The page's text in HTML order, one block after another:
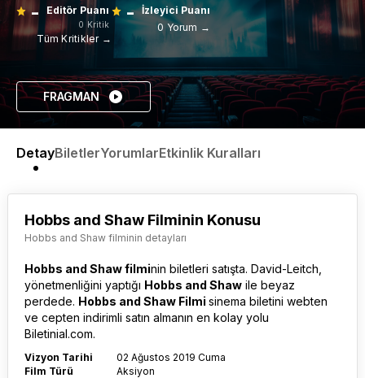
- Editör Puanı
0 Kritik
Tüm Kritikler →
- İzleyici Puanı
0 Yorum →
FRAGMAN
DetayBiletlerYorumlarEtkinlik Kuralları
Hobbs and Shaw Filminin Konusu
Hobbs and Shaw filminin detayları
Hobbs and Shaw filminin biletleri satışta. David-Leitch,
yönetmenliğini yaptığı Hobbs and Shaw ile beyaz
perdede. Hobbs and Shaw Filmi sinema biletini webten
ve cepten indirimli satın almanın en kolay yolu
Biletinial.com.
Vizyon Tarihi
02 Ağustos 2019 Cuma
Film Türü
Aksiyon